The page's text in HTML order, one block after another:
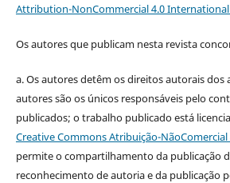
Attribution-NonCommercial 4.0 International
Os autores que publicam nesta revista
a.Os autores detêm os direitos autorais dos
autores são os únicos responsáveis pelo
publicados; o trabalho publicado está
Creative Commons Atribuição-
permite o compartilhamento da publicação
reconhecimento de autoria e da publicação